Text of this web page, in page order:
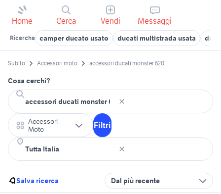
Home Cerca Vendi Messaggi
Ricerche camper ducato usato ducati multistrada usata
Subito Accessori moto accessori ducati monster 620
Cosa cerchi?
Accessori
Moto
Filtri
Salva ricerca Dal più recente